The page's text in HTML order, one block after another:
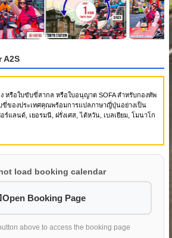
A2S
รือใบขับขี่สากล หรือใบอนุญาต SOFA สำหรับกองทัพ
ของประเทศคุณพร้อมการแปลภาษาญี่ปุ่นอย่างเป็น
แลนด์, เยอรมนี, ฝรั่งเศส, ไต้หวัน, เบลเยียม, โมนาโก
load booking calendar
Open Booking Page
above to access the booking page